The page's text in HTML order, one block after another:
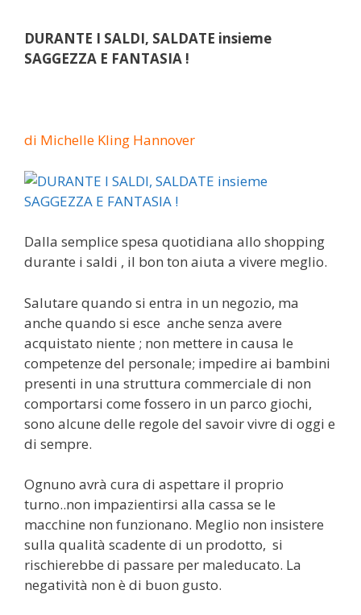
DURANTE I SALDI, SALDATE insieme
SAGGEZZA E FANTASIA !
di Michelle Kling Hannover
Dalla semplice spesa quotidiana allo shopping
durante i saldi , il bon ton aiuta a vivere meglio.
Salutare quando si entra in un negozio, ma
anche quando si esce anche senza avere
acquistato niente ; non mettere in causa le
competenze del personale; impedire ai bambini
presenti in una struttura commerciale di non
comportarsi come fossero in un parco giochi,
sono alcune delle regole del savoir vivre di oggi e
di sempre.
Ognuno avrà cura di aspettare il proprio
turno..non impazientirsi alla cassa se le
macchine non funzionano. Meglio non insistere
sulla qualità scadente di un prodotto, si
rischierebbe di passare per maleducato. La
negatività non è di buon gusto.